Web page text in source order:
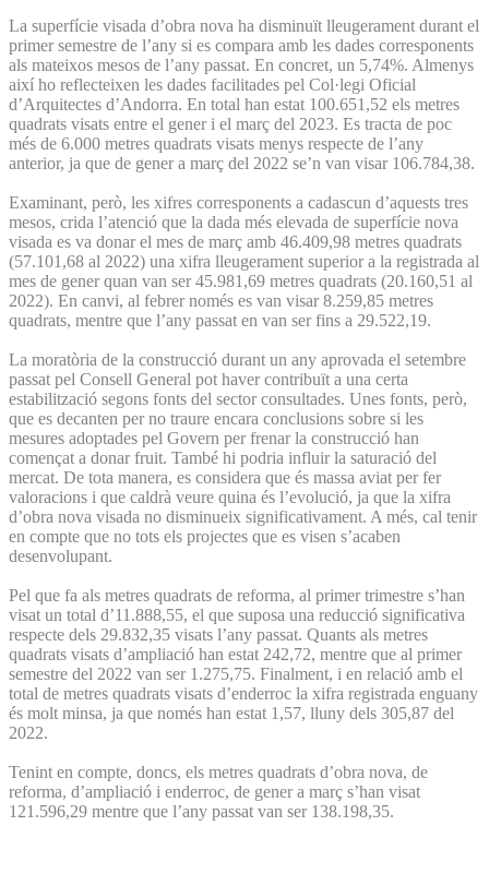
La superfície visada d’obra nova ha disminuït lleugerament durant el
primer semestre de l’any si es compara amb les dades corresponents
als mateixos mesos de l’any passat. En concret, un 5,74%. Almenys
així ho reflecteixen les dades facilitades pel Col·legi Oficial
d’Arquitectes d’Andorra. En total han estat 100.651,52 els metres
quadrats visats entre el gener i el març del 2023. Es tracta de poc
més de 6.000 metres quadrats visats menys respecte de l’any
anterior, ja que de gener a març del 2022 se’n van visar 106.784,38.
Examinant, però, les xifres corresponents a cadascun d’aquests tres
mesos, crida l’atenció que la dada més elevada de superfície nova
visada es va donar el mes de març amb 46.409,98 metres quadrats
(57.101,68 al 2022) una xifra lleugerament superior a la registrada al
mes de gener quan van ser 45.981,69 metres quadrats (20.160,51 al
2022). En canvi, al febrer només es van visar 8.259,85 metres
quadrats, mentre que l’any passat en van ser fins a 29.522,19.
La moratòria de la construcció durant un any aprovada el setembre
passat pel Consell General pot haver contribuït a una certa
estabilització segons fonts del sector consultades. Unes fonts, però,
que es decanten per no traure encara conclusions sobre si les
mesures adoptades pel Govern per frenar la construcció han
començat a donar fruit. També hi podria influir la saturació del
mercat. De tota manera, es considera que és massa aviat per fer
valoracions i que caldrà veure quina és l’evolució, ja que la xifra
d’obra nova visada no disminueix significativament. A més, cal tenir
en compte que no tots els projectes que es visen s’acaben
desenvolupant.
Pel que fa als metres quadrats de reforma, al primer trimestre s’han
visat un total d’11.888,55, el que suposa una reducció significativa
respecte dels 29.832,35 visats l’any passat. Quants als metres
quadrats visats d’ampliació han estat 242,72, mentre que al primer
semestre del 2022 van ser 1.275,75. Finalment, i en relació amb el
total de metres quadrats visats d’enderroc la xifra registrada enguany
és molt minsa, ja que només han estat 1,57, lluny dels 305,87 del
2022.
Tenint en compte, doncs, els metres quadrats d’obra nova, de
reforma, d’ampliació i enderroc, de gener a març s’han visat
121.596,29 mentre que l’any passat van ser 138.198,35.